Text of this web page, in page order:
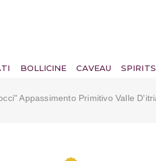
BOLLICINE CAVEAU SPIRITS
Appassimento Primitivo Valle